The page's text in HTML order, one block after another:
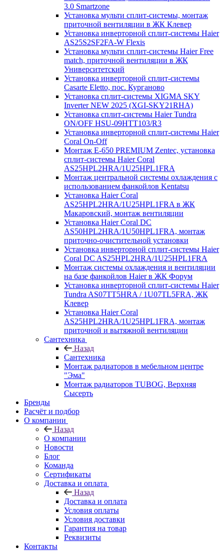
3.0 Smartzone
Установка мульти сплит-системы, монтаж
приточной вентиляции в ЖК Клевер
Установка инверторной сплит-системы Haier
AS25S2SF2FA-W Flexis
Установка мульти сплит-системы Haier Free
match, приточной вентиляции в ЖК
Университетский
Установка инверторной сплит-системы
Casarte Eletto, пос. Курганово
Установка сплит-системы XIGMA SKY
Inverter NEW 2025 (XGI-SKY21RHA)
Установка сплит-системы Haier Tundra
ON/OFF HSU-09HTT103/R3
Установка инверторной сплит-системы Haier
Coral On-Off
Монтаж E-650 PREMIUM Zentec, установка
сплит-системы Haier Coral
AS25HPL2HRA/1U25HPL1FRA
Монтаж центральной системы охлаждения с
использованием фанкойлов Kentatsu
Установка Haier Coral
AS25HPL2HRA/1U25HPL1FRA в ЖК
Макаровский, монтаж вентиляции
Установка Haier Coral DC
AS50HPL2HRA/1U50HPL1FRA, монтаж
приточно-очистительной установки
Установка инверторной сплит-системы Haier
Coral DC AS25HPL2HRA/1U25HPL1FRA
Монтаж системы охлаждения и вентиляции
на базе фанкойлов Haier в ЖК Форум
Установка инверторной сплит-системы Haier
Tundra AS07TT5HRA / 1U07TL5FRA, ЖК
Клевер
Установка Haier Coral
AS25HPL2HRA/1U25HPL1FRA, монтаж
приточной и вытяжной вентиляции
Сантехника
Назад
Сантехника
Монтаж радиаторов в мебельном центре
"Эма"
Монтаж радиаторов TUBOG, Верхняя
Сысерть
Бренды
Расчёт и подбор
О компании
Назад
О компании
Новости
Блог
Команда
Сертификаты
Доставка и оплата
Назад
Доставка и оплата
Условия оплаты
Условия доставки
Гарантия на товар
Реквизиты
Контакты